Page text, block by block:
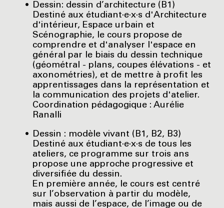
Dessin: dessin d’architecture (B1)
Destiné aux étudiant·e·x·s d'Architecture
d'intérieur, Espace urbain et
Scénographie, le cours propose de
comprendre et d'analyser l'espace en
général par le biais du dessin technique
(géométral - plans, coupes élévations - et
axonométries), et de mettre à profit les
apprentissages dans la représentation et
la communication des projets d'atelier.
Coordination pédagogique : Aurélie
Ranalli
Dessin : modèle vivant (B1, B2, B3)
Destiné aux étudiant·e·x·s de tous les
ateliers, ce programme sur trois ans
propose une approche progressive et
diversifiée du dessin.
En première année, le cours est centré
sur l’observation à partir du modèle,
mais aussi de l’espace, de l’image ou de